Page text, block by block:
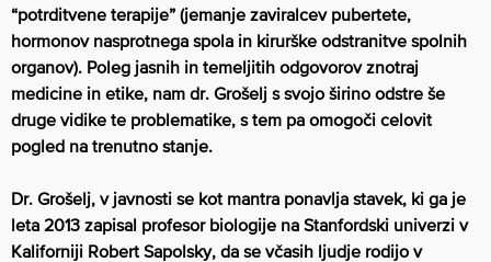
“potrditvene terapije” (jemanje zaviralcev pubertete,
hormonov nasprotnega spola in kirurške odstranitve spolnih
organov). Poleg jasnih in temeljitih odgovorov znotraj
medicine in etike, nam dr. Grošelj s svojo širino odstre še
druge vidike te problematike, s tem pa omogoči celovit
pogled na trenutno stanje.
Dr. Grošelj, v javnosti se kot mantra ponavlja stavek, ki ga je
leta 2013 zapisal profesor biologije na Stanfordski univerzi v
Kaliforniji Robert Sapolsky, da se včasih ljudje rodijo v